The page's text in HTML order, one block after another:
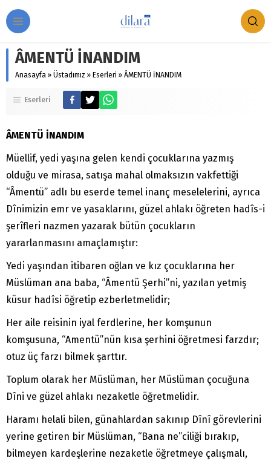
ÂMENTÜ İNANDIM
Anasayfa » Üstadımız » Eserleri » ÂMENTÜ İNANDIM
Eserleri
ÂMENTÜ İNANDIM
Müellif, yedi yaşına gelen kendi çocuklarına yazmış
olduğu ve mirasa, satışa mahal olmaksızın vakfettiği
“Âmentü” adlı bu eserde temel inanç meselelerini, ayrıca
Dînimizin emr ve yasaklarını, güzel ahlakı öğreten hadîs-i
şerîfleri nazmen yazarak bütün çocukların
yararlanmasını amaçlamıştır:
Yedi yaşından itibaren oğlan ve kız çocuklarına her
Müslüman ana baba, “Âmentü Şerhi”ni, yazılan yetmiş
küsur hadîsi öğretip ezberletmelidir;
Her aile reisinin iyal ferdlerine, her komşunun
komşusuna, “Amentü”nün kısa şerhini öğretmesi farzdır;
otuz üç farzı bilmek şarttır.
Toplum olarak her Müslüman, her Müslüman çocuğuna
Dîni ve güzel ahlakı nezaketle öğretmelidir.
Haramı helali bilen, günahlardan sakınıp Dînî görevlerini
yerine getiren bir Müslüman, “Bana ne”ciliği bırakıp,
bilmeyen kardeşlerine nezaketle öğretmeye çalışmalı,